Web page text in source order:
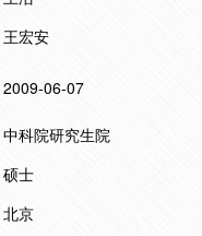
王宏安
2009-06-07
中科院研究生院
硕士
北京